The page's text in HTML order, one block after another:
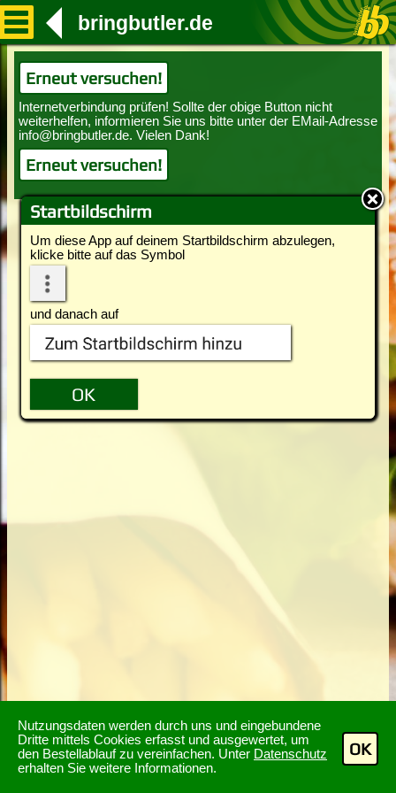
Nutzungsdaten werden durch uns und eingebundene
Dritte mittels Cookies erfasst und ausgewertet, um
den Bestellablauf zu vereinfachen. Unter Datenschutz
erhalten Sie weitere Informationen.
OK
Startbildschirm
Um diese App auf deinem Startbildschirm abzulegen,
klicke bitte auf das Symbol
und danach auf
bringbutler.de
Erneut versuchen!
Erneut versuchen!